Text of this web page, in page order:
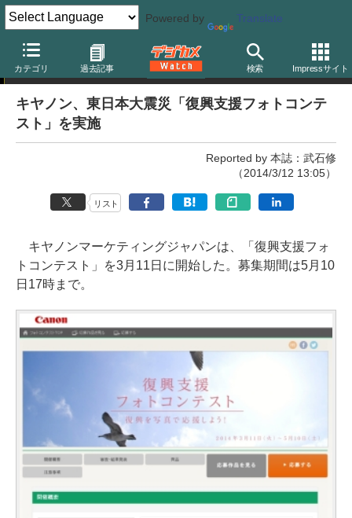
Powered by Translate
カテゴリ 過去記事 検索 Impressサイト
ニュース
キヤノン、東日本大震災「復興支援フォトコンテ
スト」を実施
Reported by 本誌：武石修
（2014/3/12 13:05）
リスト
キヤノンマーケティングジャパンは、「復興支援フォ
トコンテスト」を3月11日に開始した。募集期間は5月10
日17時まで。